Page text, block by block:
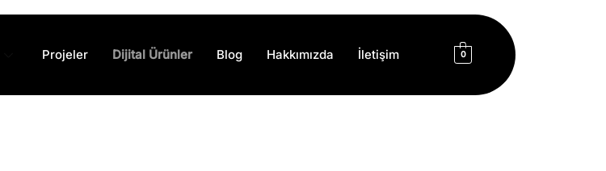
Projeler Dijital Ürünler Blog Hakkımızda İletişim 0